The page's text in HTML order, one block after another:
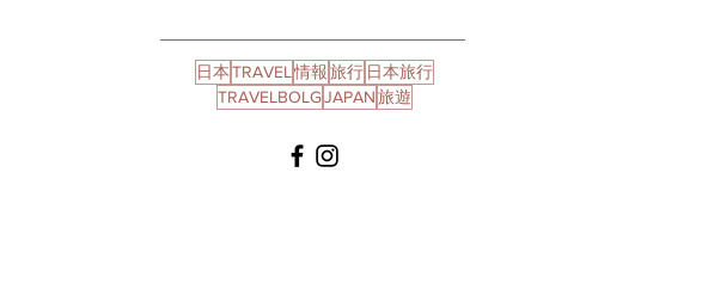
日本TRAVEL 情報旅行 日本旅行
TRAVELBOLGJAPAN旅遊